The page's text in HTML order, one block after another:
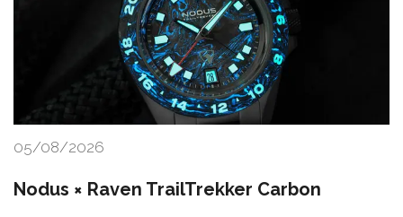
05/08/2026
Nodus × Raven TrailTrekker Carbon